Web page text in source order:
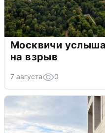
Москвичи
на взрыв
7 августа 0